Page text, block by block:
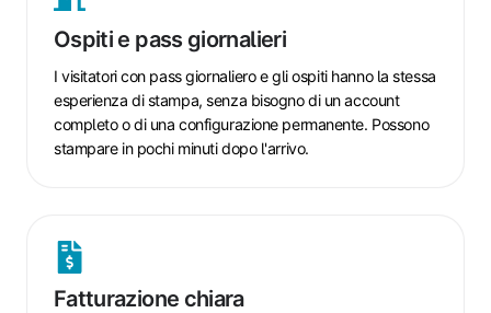
Ospiti e pass giornalieri
I visitatori con pass giornaliero e gli ospiti hanno la stessa
esperienza di stampa, senza bisogno di un account
completo o di una configurazione permanente. Possono
stampare in pochi minuti dopo l'arrivo.
giornalieri
Fatturazione chiara
chiara